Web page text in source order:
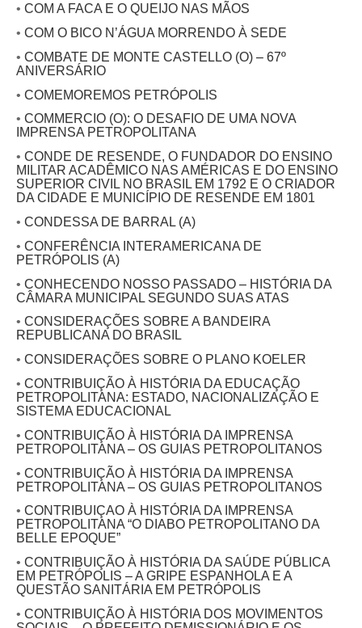
• COM A FACA E O QUEIJO NAS MÃOS
• COM O BICO N’ÁGUA MORRENDO À SEDE
• COMBATE DE MONTE CASTELLO (O) – 67º
ANIVERSÁRIO
• COMEMOREMOS PETRÓPOLIS
• COMMERCIO (O): O DESAFIO DE UMA NOVA
IMPRENSA PETROPOLITANA
• CONDE DE RESENDE, O FUNDADOR DO ENSINO
MILITAR ACADÊMICO NAS AMÉRICAS E DO ENSINO
SUPERIOR CIVIL NO BRASIL EM 1792 E O CRIADOR
DA CIDADE E MUNICÍPIO DE RESENDE EM 1801
• CONDESSA DE BARRAL (A)
• CONFERÊNCIA INTERAMERICANA DE
PETRÓPOLIS (A)
• CONHECENDO NOSSO PASSADO – HISTÓRIA DA
CÂMARA MUNICIPAL SEGUNDO SUAS ATAS
• CONSIDERAÇÕES SOBRE A BANDEIRA
REPUBLICANA DO BRASIL
• CONSIDERAÇÕES SOBRE O PLANO KOELER
• CONTRIBUIÇÃO À HISTÓRIA DA EDUCAÇÃO
PETROPOLITANA: ESTADO, NACIONALIZAÇÃO E
SISTEMA EDUCACIONAL
• CONTRIBUIÇÃO À HISTÓRIA DA IMPRENSA
PETROPOLITANA – OS GUIAS PETROPOLITANOS
• CONTRIBUIÇÃO À HISTÓRIA DA IMPRENSA
PETROPOLITANA – OS GUIAS PETROPOLITANOS
• CONTRIBUIÇAO À HISTÓRIA DA IMPRENSA
PETROPOLITANA “O DIABO PETROPOLITANO DA
BELLE EPOQUE”
• CONTRIBUIÇÃO À HISTÓRIA DA SAÚDE PÚBLICA
EM PETRÓPOLIS – A GRIPE ESPANHOLA E A
QUESTÃO SANITÁRIA EM PETRÓPOLIS
• CONTRIBUIÇÃO À HISTÓRIA DOS MOVIMENTOS